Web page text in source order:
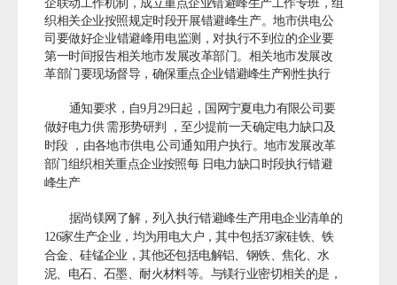
企联动工作机制，成立重点企业错避峰生产工作专班，组
织相关企业按照规定时段开展错避峰生产。地市供电公
司要做好企业错避峰用电监测，对执行不到位的企业要
第一时间报告相关地市发展改革部门。相关地市发展改
革部门要现场督导，确保重点企业错避峰生产刚性执行
通知要求，自9月29日起，国网宁夏电力有限公司要
做好电力供 需形势研判 ，至少提前一天确定电力缺口及
时段 ，由各地市供电 公司通知用户执行。 地市发展改革
部门组织相关重点企业按照每 日电力缺口时段执行错避
峰生产
据尚镁网了解，列入执行错避峰生产用电企业清单的
126家生产企业，均为用电大户，其中包括37家硅铁、铁
合金、硅锰企业，其他还包括电解铝、钢铁、焦化、水
泥、电石、石墨、耐火材料等。 与镁行业密切相关的是，